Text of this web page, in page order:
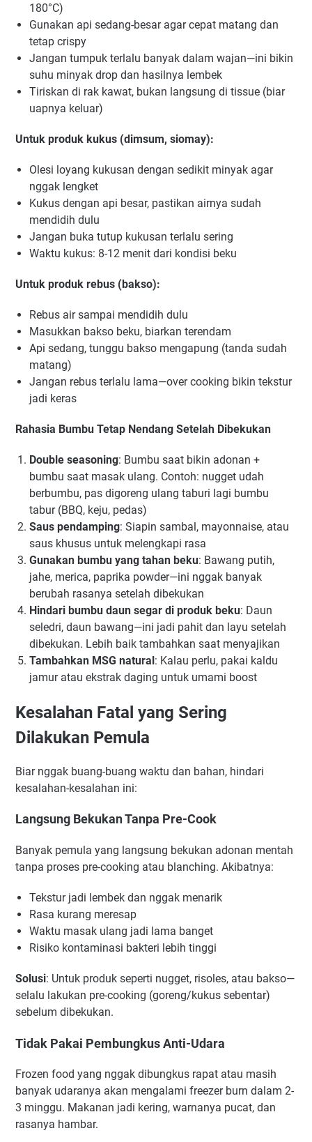
180°C)
Gunakan api sedang-besar agar cepat matang dan
tetap crispy
Jangan tumpuk terlalu banyak dalam wajan—ini bikin
suhu minyak drop dan hasilnya lembek
Tiriskan di rak kawat, bukan langsung di tissue (biar
uapnya keluar)
Untuk produk kukus (dimsum, siomay):
Olesi loyang kukusan dengan sedikit minyak agar
nggak lengket
Kukus dengan api besar, pastikan airnya sudah
mendidih dulu
Jangan buka tutup kukusan terlalu sering
Waktu kukus: 8-12 menit dari kondisi beku
Untuk produk rebus (bakso):
Rebus air sampai mendidih dulu
Masukkan bakso beku, biarkan terendam
Api sedang, tunggu bakso mengapung (tanda sudah
matang)
Jangan rebus terlalu lama—over cooking bikin tekstur
jadi keras
Rahasia Bumbu Tetap Nendang Setelah Dibekukan
Double seasoning: Bumbu saat bikin adonan +
bumbu saat masak ulang. Contoh: nugget udah
berbumbu, pas digoreng ulang taburi lagi bumbu
tabur (BBQ, keju, pedas)
Saus pendamping: Siapin sambal, mayonnaise, atau
saus khusus untuk melengkapi rasa
Gunakan bumbu yang tahan beku: Bawang putih,
jahe, merica, paprika powder—ini nggak banyak
berubah rasanya setelah dibekukan
Hindari bumbu daun segar di produk beku: Daun
seledri, daun bawang—ini jadi pahit dan layu setelah
dibekukan. Lebih baik tambahkan saat menyajikan
Tambahkan MSG natural: Kalau perlu, pakai kaldu
jamur atau ekstrak daging untuk umami boost
Kesalahan Fatal yang Sering
Dilakukan Pemula
Biar nggak buang-buang waktu dan bahan, hindari
kesalahan-kesalahan ini:
Langsung Bekukan Tanpa Pre-Cook
Banyak pemula yang langsung bekukan adonan mentah
tanpa proses pre-cooking atau blanching. Akibatnya:
Tekstur jadi lembek dan nggak menarik
Rasa kurang meresap
Waktu masak ulang jadi lama banget
Risiko kontaminasi bakteri lebih tinggi
Solusi: Untuk produk seperti nugget, risoles, atau bakso—
selalu lakukan pre-cooking (goreng/kukus sebentar)
sebelum dibekukan.
Tidak Pakai Pembungkus Anti-Udara
Frozen food yang nggak dibungkus rapat atau masih
banyak udaranya akan mengalami freezer burn dalam 2-
3 minggu. Makanan jadi kering, warnanya pucat, dan
rasanya hambar.